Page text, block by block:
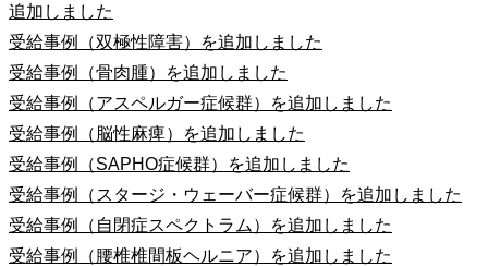
追加しました
受給事例（双極性障害）を追加しました
受給事例（骨肉腫）を追加しました
受給事例（アスペルガー症候群）を追加しました
受給事例（脳性麻痺）を追加しました
受給事例（SAPHO症候群）を追加しました
受給事例（スタージ・ウェーバー症候群）を追加しました
受給事例（自閉症スペクトラム）を追加しました
受給事例（腰椎椎間板ヘルニア）を追加しました